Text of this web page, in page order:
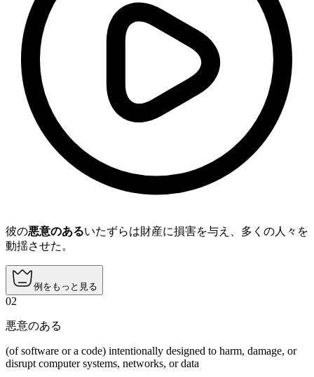
彼の悪意のあるいたずらは財産に損害を与え、多くの人々を
動揺させた。
例をもっと見る
02
悪意のある
(of software or a code) intentionally designed to harm, damage, or
disrupt computer systems, networks, or data